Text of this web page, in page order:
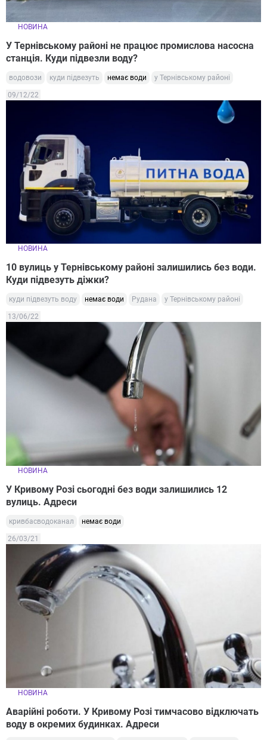
НОВИНА
У Тернівському районі не працює промислова насосна
станція. Куди підвезли воду?
водовози куди підвезуть немає води у Тернівському районі
09/12/22
НОВИНА
10 вулиць у Тернівському районі залишились без води.
Куди підвезуть діжки?
куди підвезуть воду немає води Рудана у Тернівському районі
13/06/22
НОВИНА
У Кривому Розі сьогодні без води залишились 12
вулиць. Адреси
кривбасводоканал немає води
26/03/21
НОВИНА
Аварійні роботи. У Кривому Розі тимчасово відключать
воду в окремих будинках. Адреси